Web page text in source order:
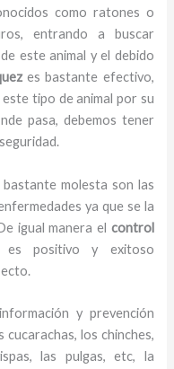
como ratones o
entrando a buscar
este animal y el debido
es bastante efectivo,
tipo de animal por su
pasa, debemos tener
molesta son las
ya que se la
igual manera el control
positivo y exitoso
y prevención
los chinches,
las pulgas, etc, la